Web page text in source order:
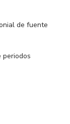
de fuente
periodos